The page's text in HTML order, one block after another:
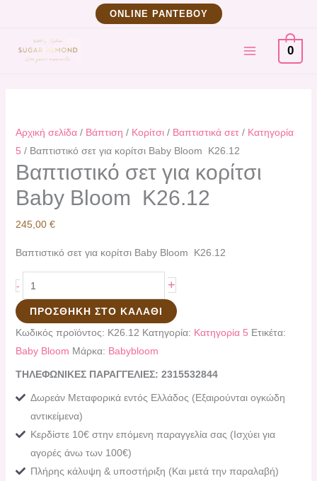
περιεχόμενο
ΟNLINE ΡΑΝΤΕΒΟΥ
MAIN
MENU
0
Αρχική σελίδα/ Βάπτιση / Κορίτσι/ Βαπτιστικά σετ/ Κατηγορία
5 / Βαπτιστικό σετ για κορίτσι Baby Bloom K26.12
Βαπτιστικό σετ για κορίτσι
Baby Bloom K26.12
245,00 €
Βαπτιστικό σετ για κορίτσι Baby Bloom K26.12
-
για
κορίτσι
ποσότητα
+
ΠΡΟΣΘΉΚΗ ΣΤΟ ΚΑΛΆΘΙ
Κωδικός προϊόντος: K26.12 Κατηγορία: Κατηγορία 5 Ετικέτα:
Baby Bloom Μάρκα: Babybloom
ΤΗΛΕΦΩΝΙΚΕΣ ΠΑΡΑΓΓΕΛΙΕΣ: 2315532844
Δωρεάν Μεταφορικά εντός Ελλάδος (Εξαιρούνται ογκώδη
αντικείμενα)
Κερδίστε 10€ στην επόμενη παραγγελία σας (Ισχύει για
αγορές άνω των 100€)
Πλήρης κάλυψη & υποστήριξη (Και μετά την παραλαβή)